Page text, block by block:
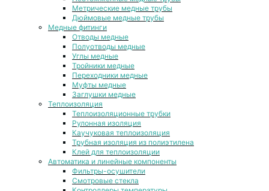
Метрические медные трубы
Дюймовые медные трубы
Медные фитинги
Отводы медные
Полуотводы медные
Углы медные
Тройники медные
Переходники медные
Муфты медные
Заглушки медные
Теплоизоляция
Теплоизоляционные трубки
Рулонная изоляция
Каучуковая теплоизоляция
Трубная изоляция из полиэтилена
Клей для теплоизоляции
Автоматика и линейные компоненты
Фильтры-осушители
Смотровые стекла